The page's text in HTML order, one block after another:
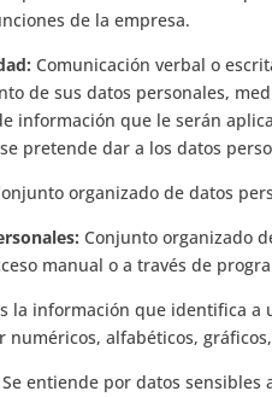
de la empresa.
Comunicación verbal o
de sus datos personales,
información que le serán
pretende dar a los datos
organizado de datos
Conjunto organizado
manual o a través de
la información que identifica a
numéricos, alfabéticos,
Se entiende por datos